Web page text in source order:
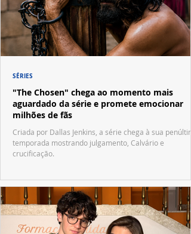
"The Chosen" chega ao momento mais
aguardado da série e promete emocionar
milhões de fãs
Criada por Dallas Jenkins, a série chega à sua
temporada mostrando julgamento, Calvário e
crucificação.
SÉRIES